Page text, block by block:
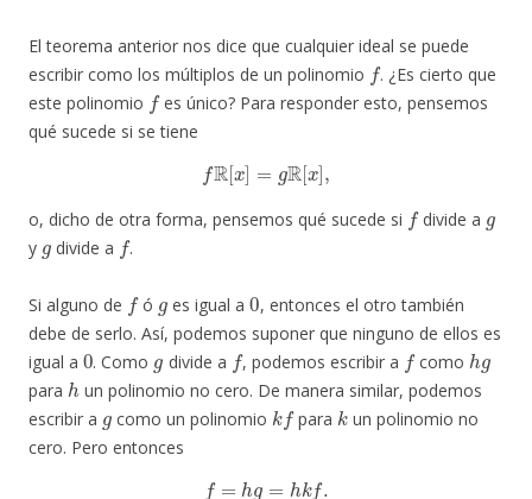
El teorema anterior nos dice que cualquier ideal se puede
escribir como los múltiplos de un polinomio
f
. ¿Es cierto que
este polinomio
f
es único? Para responder esto, pensemos
qué sucede si se tiene
fR[x R[x],
o, dicho de otra forma, pensemos qué sucede si divide a
y
g
divide a
f
.
Si alguno de ó es igual a
0
, entonces el otro también
debe de serlo. Así, podemos suponer que ninguno de ellos es
igual a
0
. Como
g
divide a
f
, podemos escribir a
f
como
h g
para
h
un polinomio no cero. De manera similar, podemos
escribir a
g
como un polinomio
k f
para
k
un polinomio no
cero. Pero entonces
f= hg =h kf.